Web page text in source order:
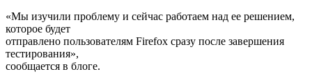
«Мы изучили проблему и сейчас работаем над ее решением,
которое будет
отправлено пользователям Firefox сразу после завершения
тестирования»,
сообщается в блоге.